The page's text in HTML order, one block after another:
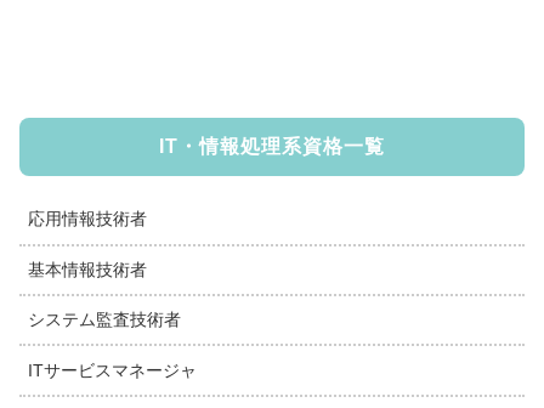
IT・情報処理系資格一覧
応用情報技術者
基本情報技術者
システム監査技術者
ITサービスマネージャ